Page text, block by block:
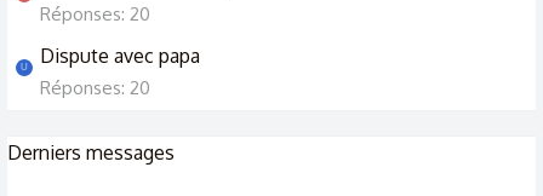
Réponses: 20
U Dispute avec papa
Réponses: 20
Derniers messages